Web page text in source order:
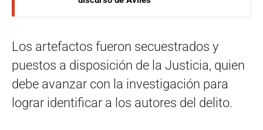
Los artefactos fueron secuestrados y
puestos a disposición de la Justicia, quien
debe avanzar con la investigación para
lograr identificar a los autores del delito.